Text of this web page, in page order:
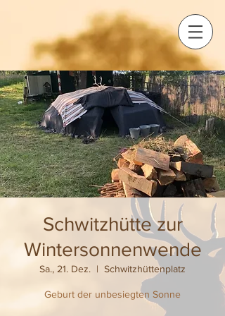
Schwitzhütte zur
Wintersonnenwende
Sa., 21. Dez.
  |
Schwitzhüttenplatz
Geburt der unbesiegten Sonne